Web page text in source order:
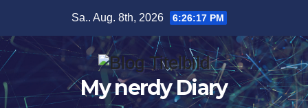
springen
Sa.. Aug. 8th, 2026 6:26:18 PM
My nerdy Diary